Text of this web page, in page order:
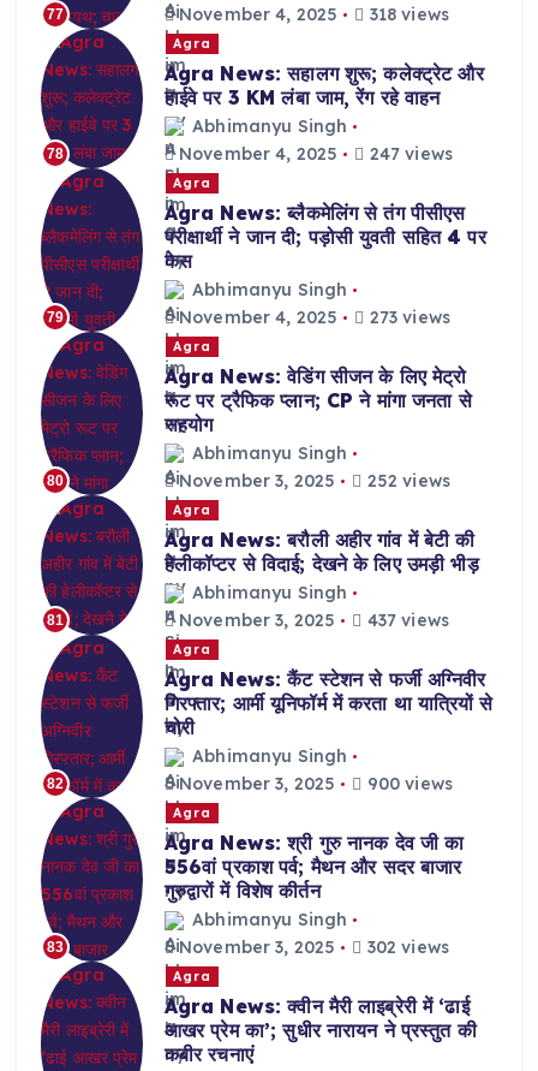
77
November 4, 2025
318 views
78
Agra
Agra News: सहालग शुरू; कलेक्ट्रेट और
हाईवे पर 3 KM लंबा जाम, रेंग रहे वाहन
Abhimanyu Singh
November 4, 2025
247 views
79
Agra
Agra News: ब्लैकमेलिंग से तंग पीसीएस
परीक्षार्थी ने जान दी; पड़ोसी युवती सहित 4 पर
केस
Abhimanyu Singh
November 4, 2025
273 views
80
Agra
Agra News: वेडिंग सीजन के लिए मेट्रो
रूट पर ट्रैफिक प्लान; CP ने मांगा जनता से
सहयोग
Abhimanyu Singh
November 3, 2025
252 views
81
Agra
Agra News: बरौली अहीर गांव में बेटी की
हेलीकॉप्टर से विदाई; देखने के लिए उमड़ी भीड़
Abhimanyu Singh
November 3, 2025
437 views
82
Agra
Agra News: कैंट स्टेशन से फर्जी अग्निवीर
गिरफ्तार; आर्मी यूनिफॉर्म में करता था यात्रियों से
चोरी
Abhimanyu Singh
November 3, 2025
900 views
83
Agra
Agra News: श्री गुरु नानक देव जी का
556वां प्रकाश पर्व; मैथन और सदर बाजार
गुरुद्वारों में विशेष कीर्तन
Abhimanyu Singh
November 3, 2025
302 views
Agra
Agra News: क्वीन मैरी लाइब्रेरी में ‘ढाई
आखर प्रेम का’; सुधीर नारायन ने प्रस्तुत की
कबीर रचनाएं